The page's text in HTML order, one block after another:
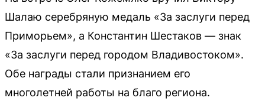
Шалаю серебряную медаль «За заслуги перед
Приморьем», а Константин Шестаков — знак
«За заслуги перед городом Владивостоком».
Обе награды стали признанием его
многолетней работы на благо региона.